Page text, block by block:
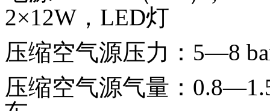
2×12W， LED灯
压缩空气源压力： 5―8
压缩空气源气量：